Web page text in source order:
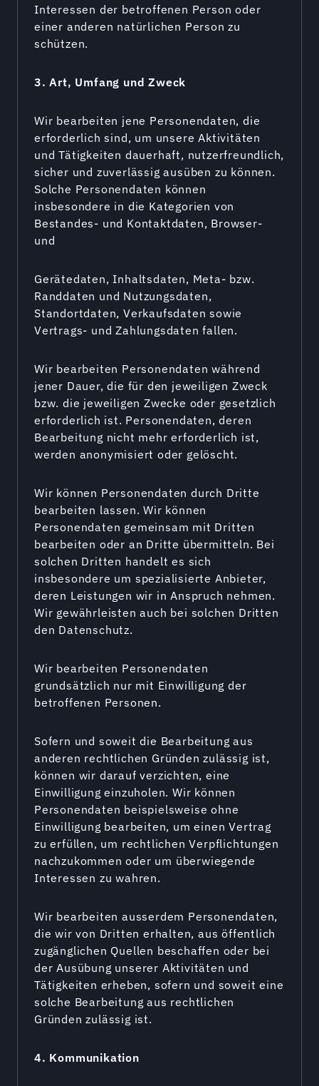
Interessen der betroffenen Person oder
einer anderen natürlichen Person zu
schützen.
3. Art, Umfang und Zweck
Wir bearbeiten jene Personendaten, die
erforderlich sind, um unsere Aktivitäten
und Tätigkeiten dauerhaft, nutzerfreundlich,
sicher und zuverlässig ausüben zu können.
Solche Personendaten können
insbesondere in die Kategorien von
Bestandes- und Kontaktdaten, Browser-
und
Gerätedaten, Inhaltsdaten, Meta- bzw.
Randdaten und Nutzungsdaten,
Standortdaten, Verkaufsdaten sowie
Vertrags- und Zahlungsdaten fallen.
Wir bearbeiten Personendaten während
jener Dauer, die für den jeweiligen Zweck
bzw. die jeweiligen Zwecke oder gesetzlich
erforderlich ist. Personendaten, deren
Bearbeitung nicht mehr erforderlich ist,
werden anonymisiert oder gelöscht.
Wir können Personendaten durch Dritte
bearbeiten lassen. Wir können
Personendaten gemeinsam mit Dritten
bearbeiten oder an Dritte übermitteln. Bei
solchen Dritten handelt es sich
insbesondere um spezialisierte Anbieter,
deren Leistungen wir in Anspruch nehmen.
Wir gewährleisten auch bei solchen Dritten
den Datenschutz.
Wir bearbeiten Personendaten
grundsätzlich nur mit Einwilligung der
betroffenen Personen.
Sofern und soweit die Bearbeitung aus
anderen rechtlichen Gründen zulässig ist,
können wir darauf verzichten, eine
Einwilligung einzuholen. Wir können
Personendaten beispielsweise ohne
Einwilligung bearbeiten, um einen Vertrag
zu erfüllen, um rechtlichen Verpflichtungen
nachzukommen oder um überwiegende
Interessen zu wahren.
Wir bearbeiten ausserdem Personendaten,
die wir von Dritten erhalten, aus öffentlich
zugänglichen Quellen beschaffen oder bei
der Ausübung unserer Aktivitäten und
Tätigkeiten erheben, sofern und soweit eine
solche Bearbeitung aus rechtlichen
Gründen zulässig ist.
4. Kommunikation